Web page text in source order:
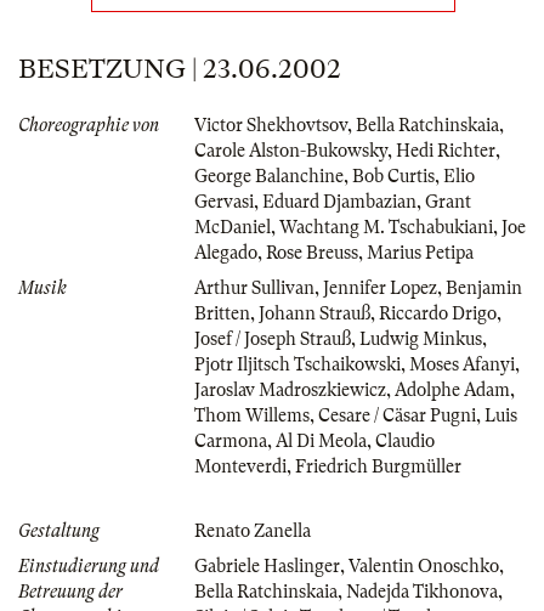
BESETZUNG | 23.06.2002
Choreographie von Victor Shekhovtsov, Bella Ratchinskaia,
Carole Alston-Bukowsky, Hedi Richter,
George Balanchine, Bob Curtis, Elio
Gervasi, Eduard Djambazian, Grant
McDaniel , Wachtang M. Tschabukiani, Joe
Alegado, Rose Breuss, Marius Petipa
Musik
Arthur Sullivan, Jennifer Lopez, Benjamin
Britten, Johann Strauß, Riccardo Drigo,
Josef / Joseph Strauß, Ludwig Minkus,
Pjotr Iljitsch Tschaikowski, Moses Afanyi,
Jaroslav Madroszkiewicz, Adolphe Adam,
Thom Willems, Cesare / Cäsar Pugni, Luis
Carmona, Al Di Meola, Claudio
Monteverdi, Friedrich Burgmüller
Gestaltung
Renato Zanella
Einstudierung und
Betreuung der
Gabriele Haslinger, Valentin Onoschko,
Bella Ratchinskaia, Nadejda Tikhonova,